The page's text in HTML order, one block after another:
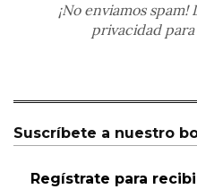
¡No enviamos
privacidadpara
Suscríbete a nuestro
Regístrate para